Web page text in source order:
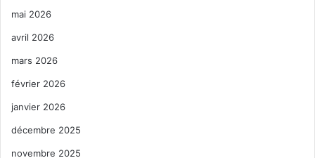
mai 2026
avril 2026
mars 2026
février 2026
janvier 2026
décembre 2025
novembre 2025